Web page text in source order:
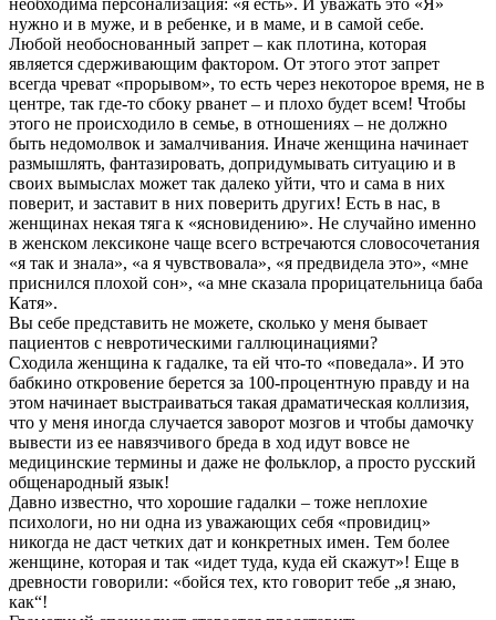
необходима персонализация: «я есть». И уважать это «Я»
нужно и в муже, и в ребенке, и в маме, и в самой себе.
Любой необоснованный запрет – как плотина, которая
является сдерживающим фактором. От этого этот запрет
всегда чреват «прорывом», то есть через некоторое время, не в
центре, так где-то сбоку рванет – и плохо будет всем! Чтобы
этого не происходило в семье, в отношениях – не должно
быть недомолвок и замалчивания. Иначе женщина начинает
размышлять, фантазировать, допридумывать ситуацию и в
своих вымыслах может так далеко уйти, что и сама в них
поверит, и заставит в них поверить других! Есть в нас, в
женщинах некая тяга к «ясновидению». Не случайно именно
в женском лексиконе чаще всего встречаются словосочетания
«я так и знала», «а я чувствовала», «я предвидела это», «мне
приснился плохой сон», «а мне сказала прорицательница баба
Катя».
Вы себе представить не можете, сколько у меня бывает
пациентов с невротическими галлюцинациями?
Сходила женщина к гадалке, та ей что-то «поведала». И это
бабкино откровение берется за 100-процентную правду и на
этом начинает выстраиваться такая драматическая коллизия,
что у меня иногда случается заворот мозгов и чтобы дамочку
вывести из ее навязчивого бреда в ход идут вовсе не
медицинские термины и даже не фольклор, а просто русский
общенародный язык!
Давно известно, что хорошие гадалки – тоже неплохие
психологи, но ни одна из уважающих себя «провидиц»
никогда не даст четких дат и конкретных имен. Тем более
женщине, которая и так «идет туда, куда ей скажут»! Еще в
древности говорили: «бойся тех, кто говорит тебе „я знаю,
как“!